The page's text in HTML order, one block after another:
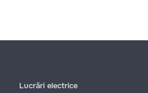
Lucrări electrice